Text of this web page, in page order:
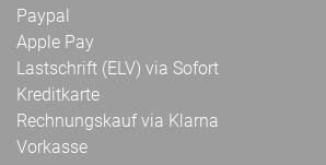
Paypal
Apple Pay
Lastschrift (ELV) via Sofort
Kreditkarte
Rechnungskauf via Klarna
Vorkasse